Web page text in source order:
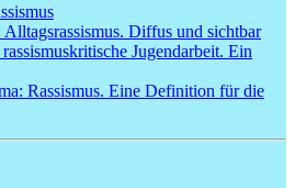
Diffus und sichtbar
Jugendarbeit. Ein
Rassismus. Eine Definition für die